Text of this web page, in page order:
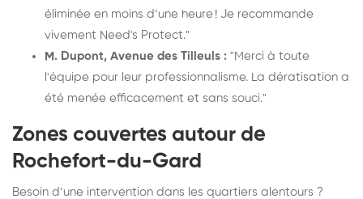
éliminée en moins d’une heure ! Je recommande
vivement Need's Protect."
M. Dupont, Avenue des Tilleuls : "Merci à toute
l'équipe pour leur professionnalisme. La dératisation a
été menée efficacement et sans souci."
Zones couvertes autour de
Rochefort-du-Gard
Besoin d’une intervention dans les quartiers alentours ?